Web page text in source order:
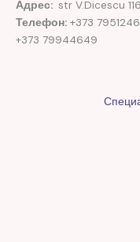
Адрес: str V.Dicescu
Телефон: +373
+373 79944649